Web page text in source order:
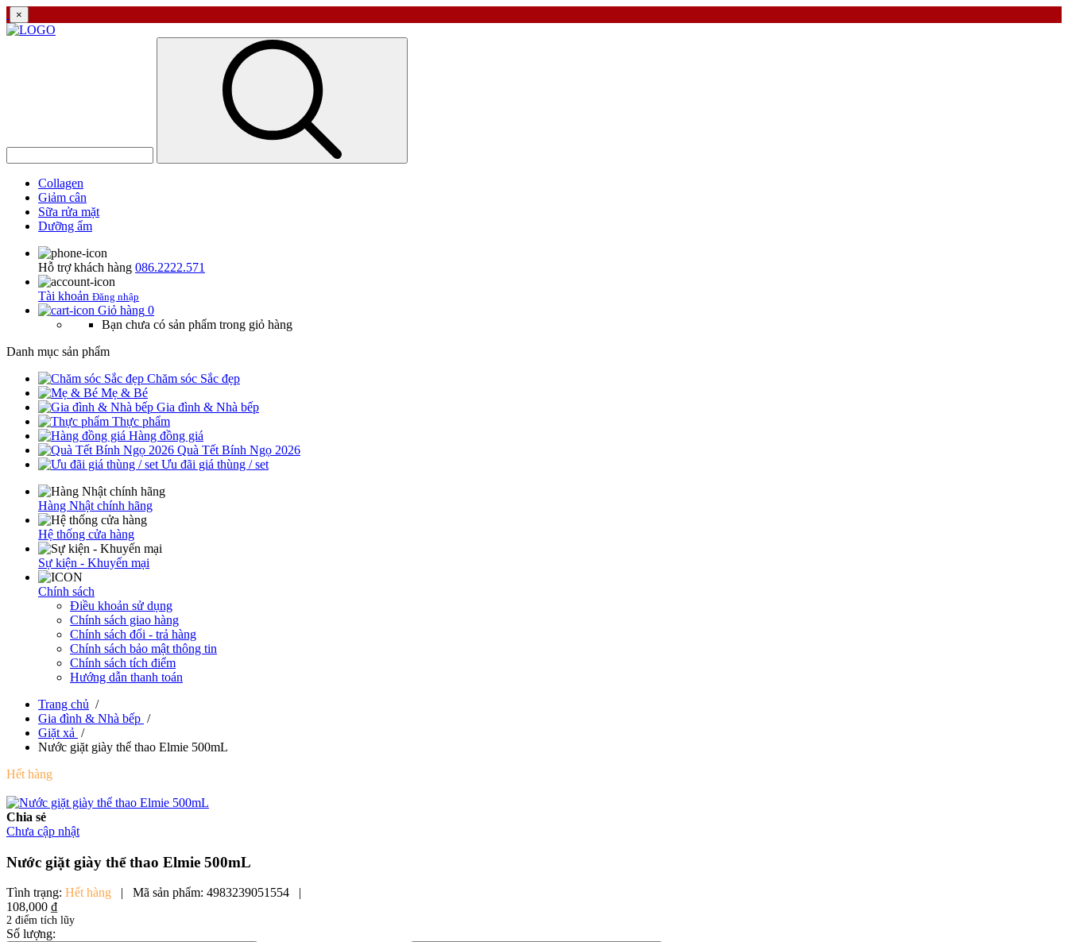
×
Collagen
Giảm cân
Sữa rửa mặt
Dưỡng ẩm
Hỗ trợ khách hàng 086.2222.571
Tài khoản Đăng nhập
Giỏ hàng 0
Bạn chưa có sản phẩm trong giỏ hàng
Danh mục sản phẩm
Chăm sóc Sắc đẹp
Mẹ & Bé
Gia đình & Nhà bếp
Thực phẩm
Hàng đồng giá
Quà Tết Bính Ngọ 2026
Ưu đãi giá thùng / set
Hàng Nhật chính hãng
Hệ thống cửa hàng
Sự kiện - Khuyến mại
Chính sách
Điều khoản sử dụng
Chính sách giao hàng
Chính sách đổi - trả hàng
Chính sách bảo mật thông tin
Chính sách tích điểm
Hướng dẫn thanh toán
Trang chủ /
Gia đình & Nhà bếp /
Giặt xả /
Nước giặt giày thể thao Elmie 500mL
Hết hàng
Chia sẻ
Chưa cập nhật
Nước giặt giày thể thao Elmie 500mL
Tình trạng: Hết hàng | Mã sản phẩm: 4983239051554
|
108,000 ₫
2 điểm tích lũy
Số lượng: